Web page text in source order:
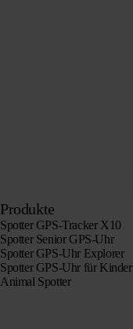
Produkte
Spotter GPS-Tracker X10
Spotter Senior GPS-Uhr
Spotter GPS-Uhr Explorer
Spotter GPS-Uhr für Kinder
Animal Spotter